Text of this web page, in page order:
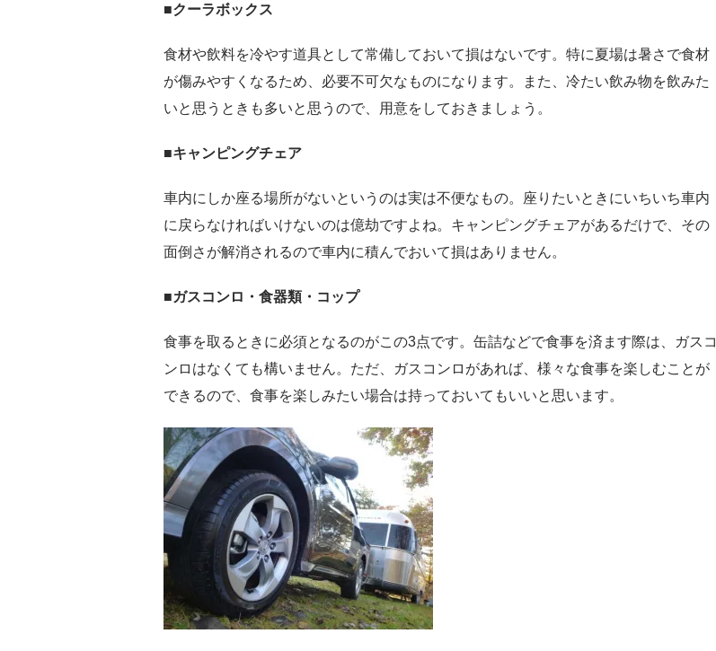
■クーラボックス
食材や飲料を冷やす道具として常備しておいて損はないです。特に夏場は暑さで食材
が傷みやすくなるため、必要不可欠なものになります。また、冷たい飲み物を飲みた
いと思うときも多いと思うので、用意をしておきましょう。
■キャンピングチェア
車内にしか座る場所がないというのは実は不便なもの。座りたいときにいちいち車内
に戻らなければいけないのは億劫ですよね。キャンピングチェアがあるだけで、その
面倒さが解消されるので車内に積んでおいて損はありません。
■ガスコンロ・食器類・コップ
食事を取るときに必須となるのがこの3点です。缶詰などで食事を済ます際は、ガスコ
ンロはなくても構いません。ただ、ガスコンロがあれば、様々な食事を楽しむことが
できるので、食事を楽しみたい場合は持っておいてもいいと思います。